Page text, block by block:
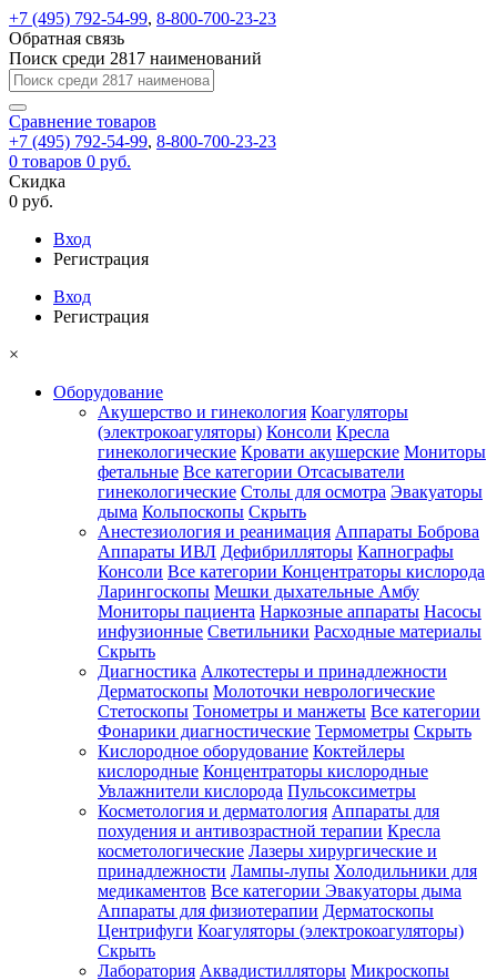
+7 (495) 792-54-99, 8-800-700-23-23
Обратная связь
Поиск среди 2817 наименований
Сравнение товаров
+7 (495) 792-54-99, 8-800-700-23-23
0 товаров 0 руб.
Скидка
0 руб.
Вход
Регистрация
Вход
Регистрация
×
Оборудование
Акушерство и гинекология Коагуляторы
(электрокоагуляторы) Консоли Кресла
гинекологические Кровати акушерские Мониторы
фетальные Все категории Отсасыватели
гинекологические Столы для осмотра Эвакуаторы
дыма Кольпоскопы Скрыть
Анестезиология и реанимация Аппараты Боброва
Аппараты ИВЛ Дефибрилляторы Капнографы
Консоли Все категории Концентраторы кислорода
Ларингоскопы Мешки дыхательные Амбу
Мониторы пациента Наркозные аппараты Насосы
инфузионные Светильники Расходные материалы
Скрыть
Диагностика Алкотестеры и принадлежности
Дерматоскопы Молоточки неврологические
Стетоскопы Тонометры и манжеты Все категории
Фонарики диагностические Термометры Скрыть
Кислородное оборудование Коктейлеры
кислородные Концентраторы кислородные
Увлажнители кислорода Пульсоксиметры
Косметология и дерматология Аппараты для
похудения и антивозрастной терапии Кресла
косметологические Лазеры хирургические и
принадлежности Лампы-лупы Холодильники для
медикаментов Все категории Эвакуаторы дыма
Аппараты для физиотерапии Дерматоскопы
Центрифуги Коагуляторы (электрокоагуляторы)
Скрыть
Лаборатория Аквадистилляторы Микроскопы